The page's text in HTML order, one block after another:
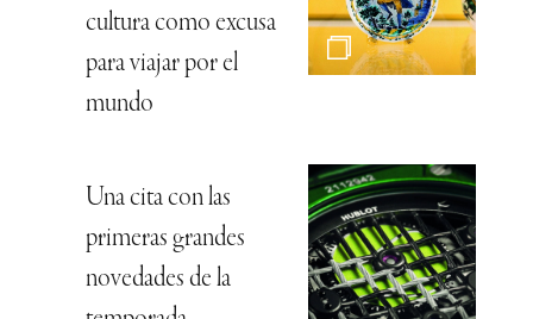
cultura como excusa
para viajar por el
mundo
Una cita con las
primeras grandes
novedades de la